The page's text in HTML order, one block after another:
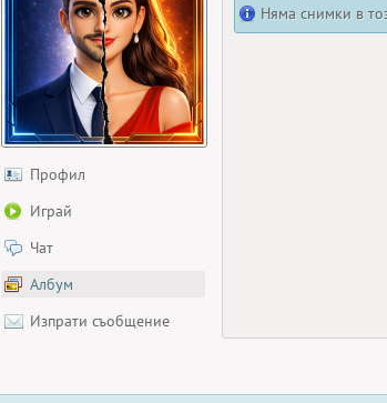
Профил
Играй
Чат
Албум
Изпрати съобщение
Няма снимки в